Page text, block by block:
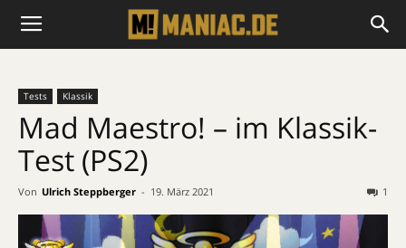
Tests Klassik
Mad Maestro! – im Klassik-
Test (PS2)
Von Ulrich Steppberger - 19. März 2021 1